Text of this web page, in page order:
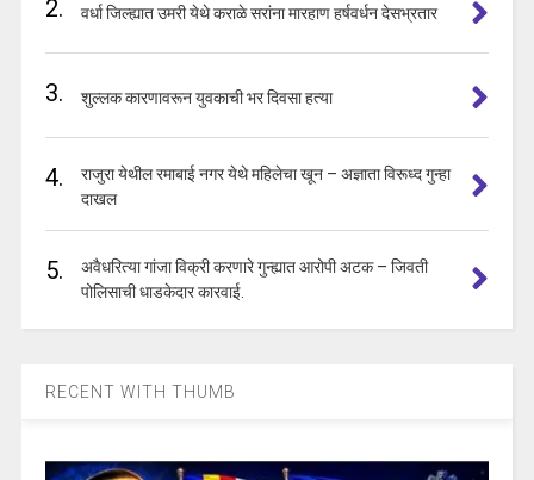
2. वर्धा जिल्ह्यात उमरी येथे कराळे सरांना मारहाण हर्षवर्धन देसभ्रतार
3. शुल्लक कारणावरून युवकाची भर दिवसा हत्या
4.
राजुरा येथील रमाबाई नगर येथे महिलेचा खून – अज्ञाता विरूध्द गुन्हा
दाखल
5.
अवैधरित्या गांजा विक्री करणारे गुन्ह्यात आरोपी अटक – जिवती
पोलिसाची धाडकेदार कारवाई.
RECENT WITH THUMB